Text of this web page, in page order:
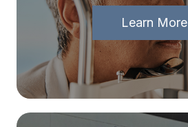
Learn More